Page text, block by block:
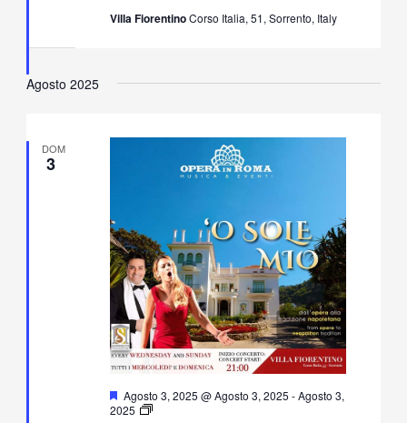
Villa FiorentinoCorso Italia, 51, Sorrento, Italy
Agosto 2025
DOM
3
Segnalati
Agosto 3, 2025 @ Agosto 3, 2025 -Agosto 3,
2025
O’